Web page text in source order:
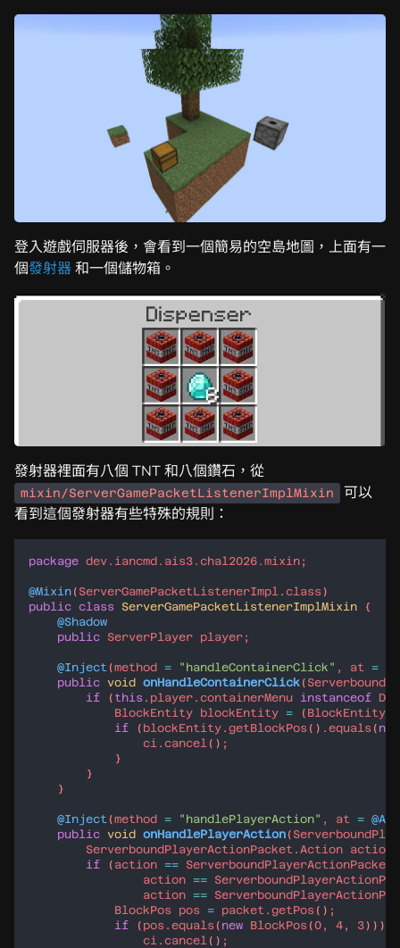
登入遊戲伺服器後，會看到一個簡易的空島地圖，上面有一
個發射器和一個儲物箱。
發射器裡面有八個 TNT 和八個鑽石，從
mixin/ServerGamePacketListenerImplMixin
可以
看到這個發射器有些特殊的規則：
package dev.iancmd.ais3.chal2026.mixin
@Mixin ( ServerGamePacketListenerImpl . class
public class ServerGamePacketListenerImplMixin
@Shadow
public ServerPlayer player
@Inject (method = "handleContainerClick" , at =
public void onHandleContainerClick (
if ( this . player . containerMenu instanceof
BlockEntity blockEntity = ( BlockEntity
if ( blockEntity . getBlockPos (). equals ( new
ci . cancel
@Inject (method = "handlePlayerAction" , at = @At
public void onHandlePlayerAction (
ServerboundPlayerActionPacket . Action action
if ( action == ServerboundPlayerActionPacket
action ==
action ==
BlockPos pos = packet . getPos
if ( pos . equals ( new BlockPos (0 , 4 , 3
ci . cancel